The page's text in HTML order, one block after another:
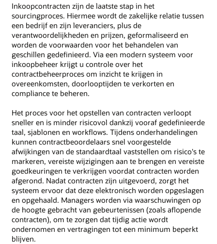
Inkoopcontracten zijn de laatste stap in het
sourcingproces. Hiermee wordt de zakelijke relatie tussen
een bedrijf en zijn leveranciers, plus de
verantwoordelijkheden en prijzen, geformaliseerd en
worden de voorwaarden voor het behandelen van
geschillen gedefinieerd. Via een modern systeem voor
inkoopbeheer krijgt u controle over het
contractbeheerproces om inzicht te krijgen in
overeenkomsten, doorlooptijden te verkorten en
compliance te beheren.
Het proces voor het opstellen van contracten verloopt
sneller en is minder risicovol dankzij vooraf gedefinieerde
taal, sjablonen en workflows. Tijdens onderhandelingen
kunnen contractbeoordelaars snel voorgestelde
afwijkingen van de standaardtaal vaststellen om risico's te
markeren, vereiste wijzigingen aan te brengen en vereiste
goedkeuringen te verkrijgen voordat contracten worden
afgerond. Nadat contracten zijn uitgevoerd, zorgt het
systeem ervoor dat deze elektronisch worden opgeslagen
en opgehaald. Managers worden via waarschuwingen op
de hoogte gebracht van gebeurtenissen (zoals aflopende
contracten), om te zorgen dat tijdig actie wordt
ondernomen en vertragingen tot een minimum beperkt
blijven.